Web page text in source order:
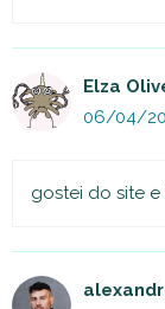
Elza
06/04/
gostei do site